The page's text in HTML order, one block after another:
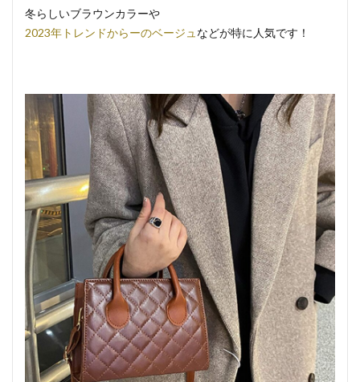
冬らしいブラウンカラーや
2023年トレンドからーのベージュなどが特に人気です！